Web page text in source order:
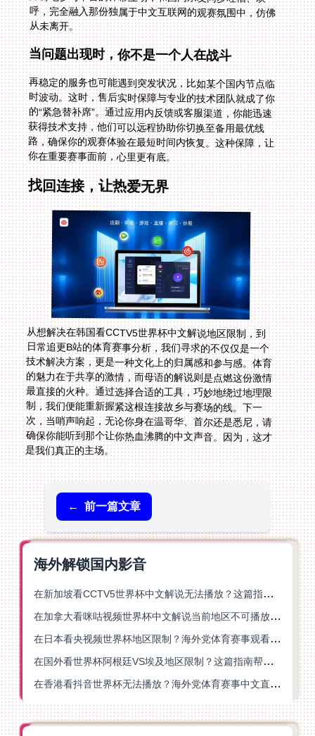
从未离开。
当问题出现时，你不是一个人在战斗
再稳定的服务也可能遇到突发状况，比如某个国内节点临
时波动。这时，售后实时保障与专业的技术团队就成了你
的“紧急替补席”。通过应用内反馈或客服渠道，你能迅速
获得技术支持，他们可以远程协助你切换至备用最优线
路，确保你的观赛体验在最短时间内恢复。这种保障，让
你在重要赛事面前，心里更有底。
找回连接，让热爱无界
从想解决在韩国看CCTV5世界杯中文解说地区限制，到
日常追更B站的体育赛事分析，我们寻求的不仅仅是一个
技术解决方案，更是一种文化上的归属感和参与感。体育
的魅力在于共享的激情，而母语的解说则是点燃这份激情
最直接的火种。通过选择合适的工具，巧妙地绕过地理限
制，我们便能重新握紧这根连接故乡与赛场的线。下一
次，当哨声响起，无论你身在温哥华、首尔还是悉尼，请
确保你能听到那个让你热血沸腾的中文声音。因为，这才
是我们真正的主场。
← 前一篇文章
海外解锁国内影音
在新加坡看CCTV5世界杯中文解说无法播放？这篇指南帮你解锁海外体育直播自由
在加拿大看咪咕视频世界杯中文解说当前地区不可播放？这篇指南帮你一键解决
在日本看央视频世界杯地区限制？海外党体育赛事观看终极指南
在国外看世界杯阿根廷VS埃及地区限制？这篇指南帮你搞定中文直播+解说
在香港看抖音世界杯无法播放？海外党体育赛事中文直播终极指南